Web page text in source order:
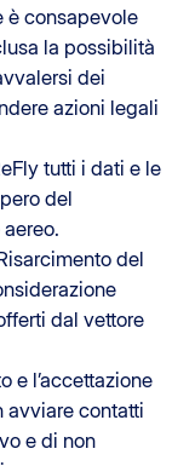
è consapevole
la possibilità
dei
azioni legali
tutti i dati e le
del
del
dal vettore
e l’accettazione
avviare contatti
e di non